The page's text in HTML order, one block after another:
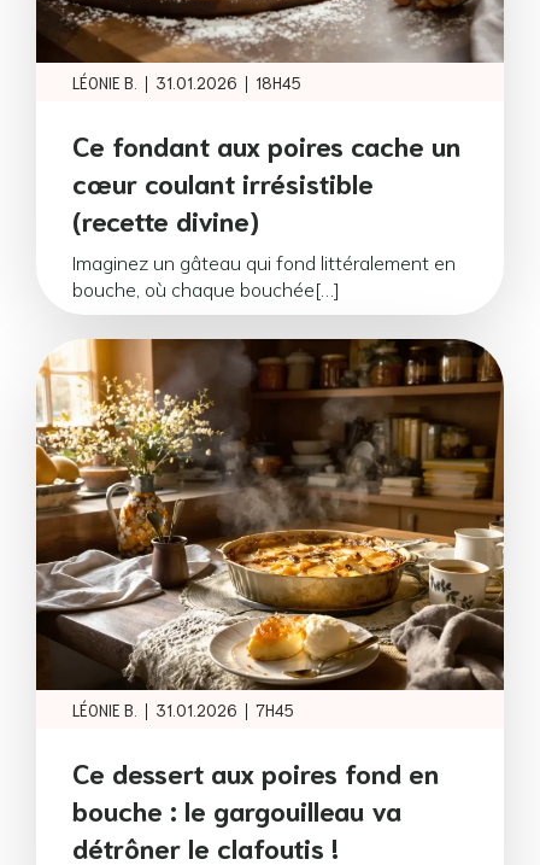
LÉONIE B. | 31.01.2026 | 18H45
Ce fondant aux poires cache un
cœur coulant irrésistible
(recette divine)
Imaginez un gâteau qui fond littéralement en
bouche, où chaque bouchée[…]
LÉONIE B. | 31.01.2026 | 7H45
Ce dessert aux poires fond en
bouche : le gargouilleau va
détrôner le clafoutis !